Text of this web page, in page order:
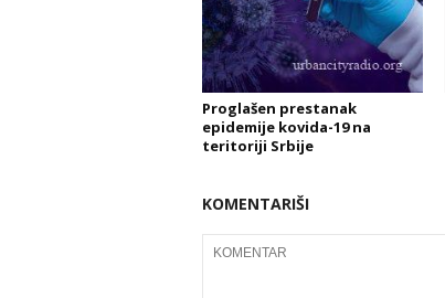
Proglašen prestanak
epidemije kovida-19 na
teritoriji Srbije
KOMENTARIŠI